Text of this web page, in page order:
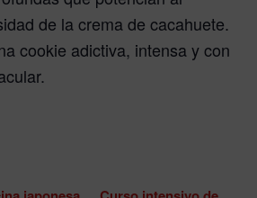
de la crema de cacahuete.
cookie adictiva, intensa y con